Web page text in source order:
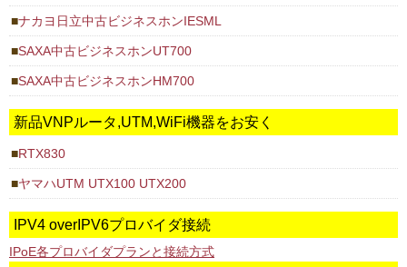
ナカヨ日立中古ビジネスホンIESML
SAXA中古ビジネスホンUT700
SAXA中古ビジネスホンHM700
新品VNPルータ,UTM,WiFi機器をお安く
RTX830
ヤマハUTM UTX100 UTX200
IPV4 overIPV6プロバイダ接続
IPoE各プロバイダプランと接続方式